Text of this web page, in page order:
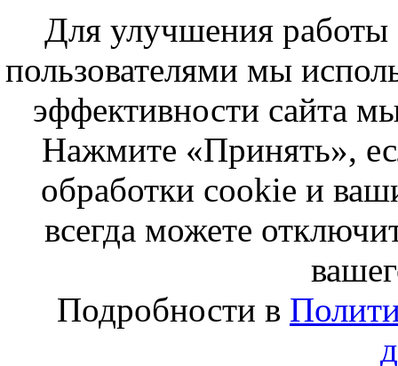
Для улучшения работы
пользователями мы
эффективности сайта
Нажмите «Принять»,
обработки cookie и
всегда можете
Подробности в